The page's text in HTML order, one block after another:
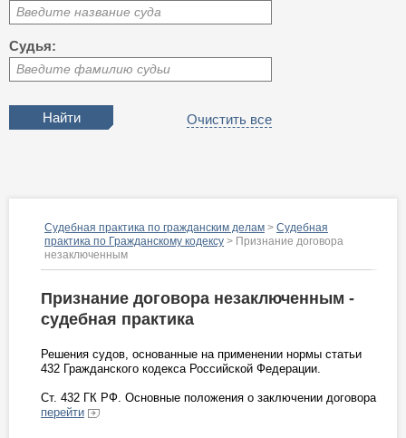
Введите название суда
Судья:
Введите фамилию судьи
Очистить все
Судебная практика по гражданским делам > Судебная
практика по Гражданскому кодексу > Признание договора
незаключенным
Признание договора незаключенным -
судебная практика
Решения судов, основанные на применении нормы статьи
432 Гражданского кодекса Российской Федерации.
Ст. 432 ГК РФ. Основные положения о заключении договора
перейти